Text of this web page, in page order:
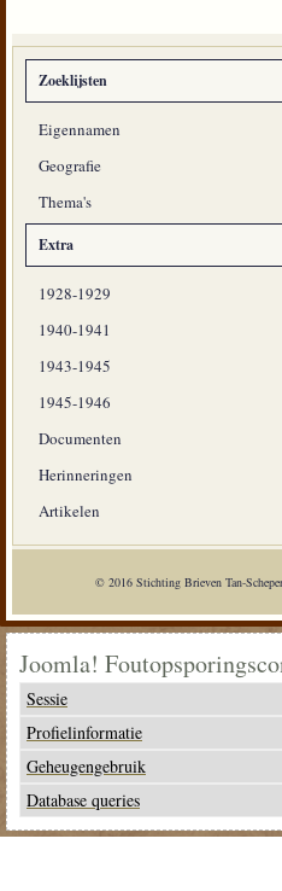
Zoeklijsten
Eigennamen
Geografie
Thema's
Extra
1928-1929
1940-1941
1943-1945
1945-1946
Documenten
Herinneringen
Artikelen
© 2016 Stichting Brieven Tan-
Joomla!
Sessie
Profielinformatie
Geheugengebruik
Database queries